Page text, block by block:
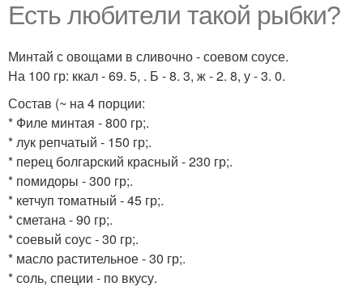
Есть любители такой рыбки?
Минтай с овощами в сливочно - соевом соусе.
На 100 гр: ккал - 69. 5, . Б - 8. 3, ж - 2. 8, у - 3. 0.
Состав (~ на 4 порции:
* Филе минтая - 800 гр;.
* лук репчатый - 150 гр;.
* перец болгарский красный - 230 гр;.
* помидоры - 300 гр;.
* кетчуп томатный - 45 гр;.
* сметана - 90 гр;.
* соевый соус - 30 гр;.
* масло растительное - 30 гр;.
* соль, специи - по вкусу.